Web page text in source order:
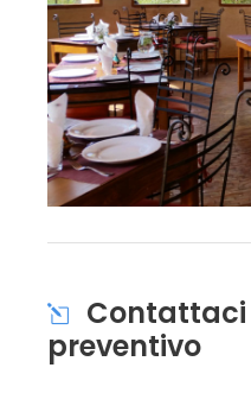
Contattaci
preventivo